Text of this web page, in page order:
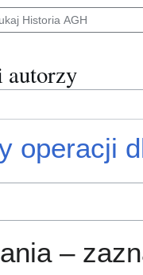
autorzy
operacji
–